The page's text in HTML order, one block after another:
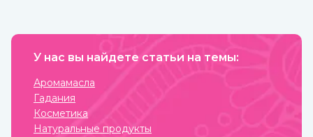
Это вы можете
тибетской поющей чашей.
многие из них содержат
защитить от болезней,
У нас вы найдете статьи на темы:
Аромамасла
Гадания
Косметика
Натуральные продукты